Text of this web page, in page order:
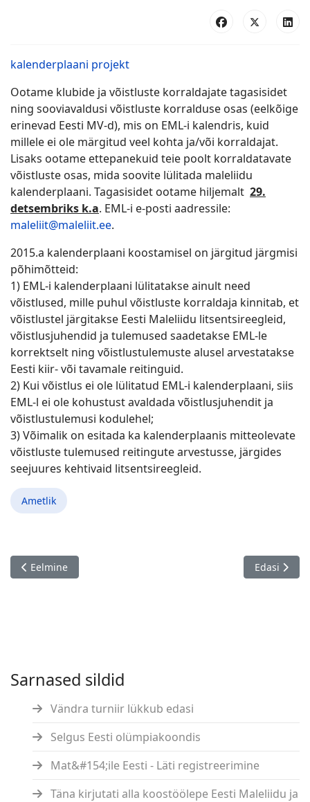
kalenderplaani projekt
Ootame klubide ja võistluste korraldajate tagasisidet
ning sooviavaldusi võistluste korralduse osas (eelkõige
erinevad Eesti MV-d), mis on EML-i kalendris, kuid
millele ei ole märgitud veel kohta ja/või korraldajat.
Lisaks ootame ettepanekuid teie poolt korraldatavate
võistluste osas, mida soovite lülitada maleliidu
kalenderplaani. Tagasisidet ootame hiljemalt 29.
detsembriks k.a. EML-i e-posti aadressile:
maleliit@maleliit.ee.
2015.a kalenderplaani koostamisel on järgitud järgmisi
põhimõtteid:
1) EML-i kalenderplaani lülitatakse ainult need
võistlused, mille puhul võistluste korraldaja kinnitab, et
võistlustel järgitakse Eesti Maleliidu litsentsireegleid,
võistlusjuhendid ja tulemused saadetakse EML-le
korrektselt ning võistlustulemuste alusel arvestatakse
Eesti kiir- või tavamale reitinguid.
2) Kui võistlus ei ole lülitatud EML-i kalenderplaani, siis
EML-l ei ole kohustust avaldada võistlusjuhendit ja
võistlustulemusi kodulehel;
3) Võimalik on esitada ka kalenderplaanis mitteolevate
võistluste tulemused reitingute arvestusse, järgides
seejuures kehtivaid litsentsireegleid.
Ametlik
Eelmine artikkel: Ervin Liebert`75
Eelmine Järgmine
Edasi
Sarnased sildid
Vändra turniir lükkub edasi
Selgus Eesti olümpiakoondis
Mat&#154;ile Eesti - Läti registreerimine
Täna kirjutati alla koostöölepe Eesti Maleliidu ja